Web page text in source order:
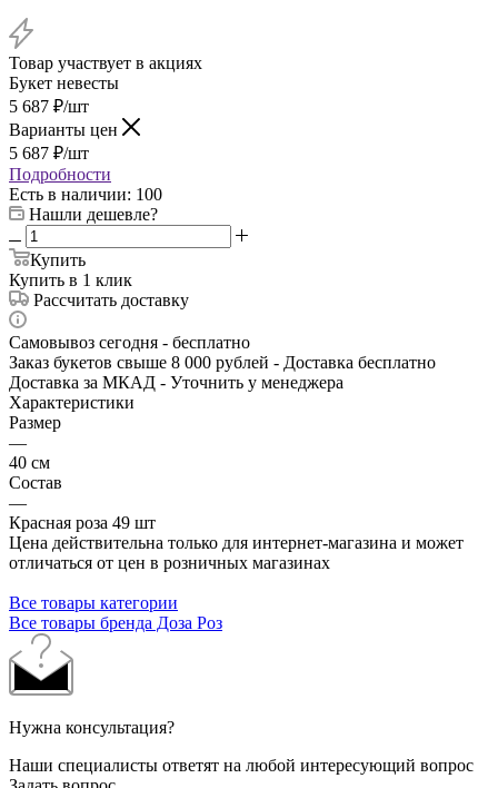
Товар участвует в акциях
Букет невесты
5 687 ₽/шт
Варианты цен
5 687 ₽/шт
Подробности
Есть в наличии: 100
Нашли дешевле?
Купить
Купить в 1 клик
Рассчитать доставку
Самовывоз сегодня - бесплатно
Заказ букетов свыше 8 000 рублей - Доставка бесплатно
Доставка за МКАД - Уточнить у менеджера
Характеристики
Размер
—
40 см
Состав
—
Красная роза 49 шт
Цена действительна только для интернет-магазина и может
отличаться от цен в розничных магазинах
Все товары категории
Все товары бренда Доза Роз
Нужна консультация?
Наши специалисты ответят на любой интересующий вопрос